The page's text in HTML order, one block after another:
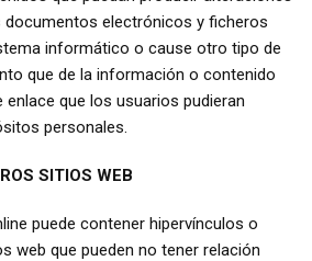
electrónicos y ficheros
informático o cause otro tipo de
que de la información o contenido
que los usuarios pudieran
personales.
SITIOS WEB
puede contener hipervínculos o
web que pueden no tener relación